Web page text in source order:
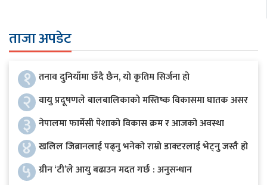
ताजा अपडेट
१ तनाव दुनियाँमा छँदै छैन, यो कृतिम सिर्जना हो
२ वायु प्रदूषणले बालबालिकाको मस्तिष्क विकासमा घातक असर
३ नेपालमा फार्मेसी पेशाको विकास क्रम र आजको अवस्था
४ खलिल जिब्रानलाई पढ्नु भनेको राम्रो डाक्टरलाई भेट्नु जस्तै हो
५ ग्रीन ‘टी’ले आयु बढाउन मदत गर्छ : अनुसन्धान